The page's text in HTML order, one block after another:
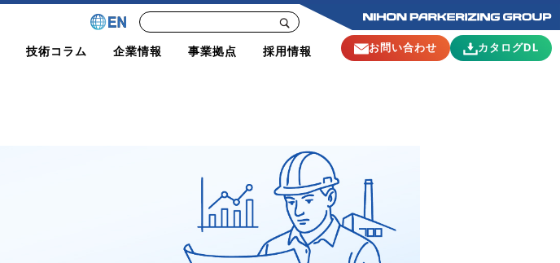
技術コラム 企業情報 事業拠点 採用情報 お問い合わせ カタログDL